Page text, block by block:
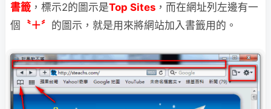
書籤 ，標示2的圖示是Top Sites ，而在網址列左邊有一
個 〝＋〞 的圖示，就是用來將網站加入書籤用的。